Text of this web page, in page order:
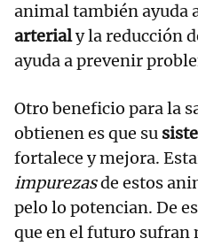
animal también ayuda
arterialy la reducción
ayuda a prevenir
Otro beneficio para la
obtienen es que su
fortalece y mejora.
impurezasde estos
pelo lo potencian. De
que en el futuro sufran